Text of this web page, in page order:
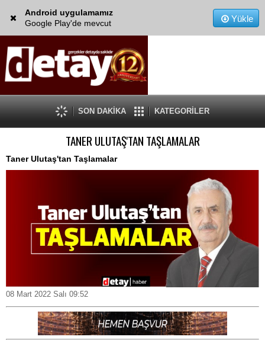
Android uygulamamız
Google Play'de mevcut
Yükle
SON DAKİKA KATEGORİLER
TANER ULUTAŞ'TAN TAŞLAMALAR
Taner Ulutaş'tan Taşlamalar
08 Mart 2022 Salı 09:52